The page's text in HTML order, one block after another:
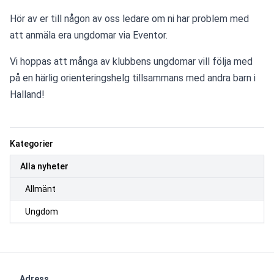
Kategorier
Alla nyheter
Allmänt
Ungdom
Hör av er till någon av oss ledare om ni har problem med
att anmäla era ungdomar via Eventor.
Vi hoppas att många av klubbens ungdomar vill följa med
på en härlig orienteringshelg tillsammans med andra barn i
Halland!